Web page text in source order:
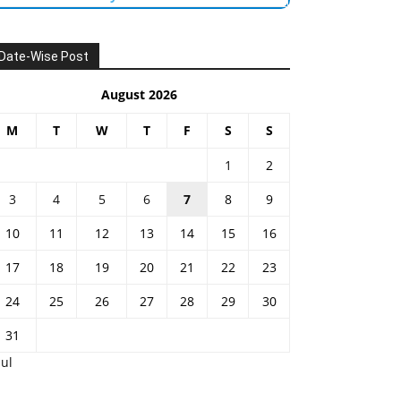
Wise Post
August 2026
M T W T F S S
1
2
3
4 5 6 7 8
9
10
11 12 13 14 15
16
17
18 19 20 21 22
23
24
25 26 27 28 29
30
31